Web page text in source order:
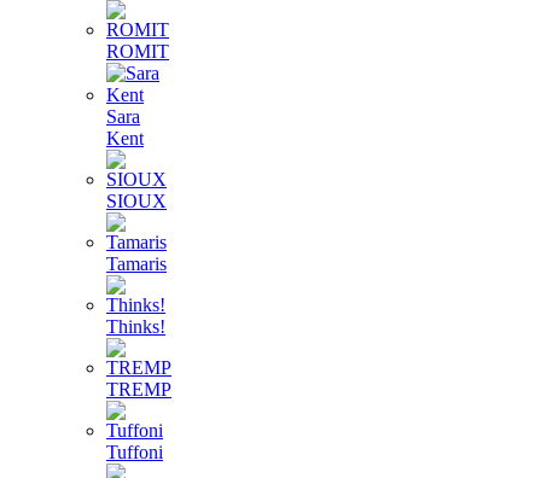
ROMIT
Sara
Kent
SIOUX
Tamaris
Thinks!
TREMP
Tuffoni